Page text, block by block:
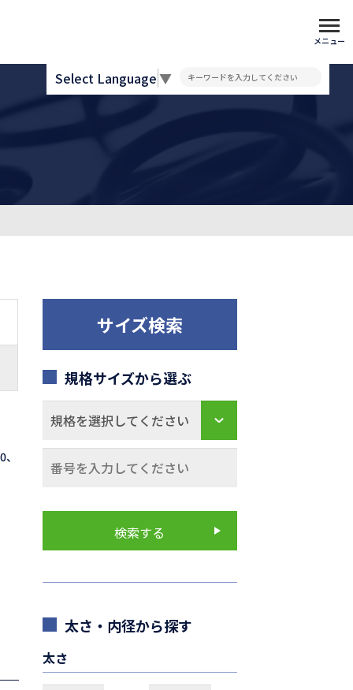
メニュー
Select Language▼
サイズ検索
規格サイズから選ぶ
太さ・内径から探す
太さ